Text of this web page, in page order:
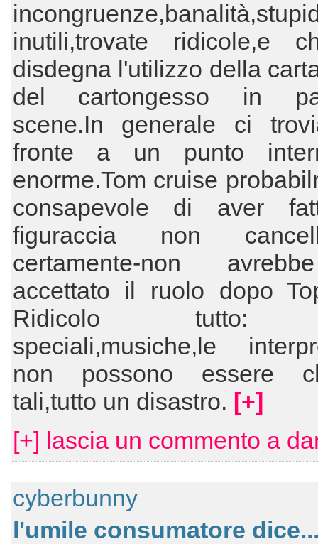
inutili,trovate ridicole,e
disdegna l'utilizzo della
del cartongesso in
scene.In generale ci
fronte a un punto
enorme.Tom cruise
consapevole di aver
figuraccia non
certamente-non
accettato il ruolo dopo
Ridicolo tutto:
speciali,musiche,le
non possono essere
tali,tutto un disastro. [+]
[+] lascia un commento a
cyberbunny
l'umile consumatore